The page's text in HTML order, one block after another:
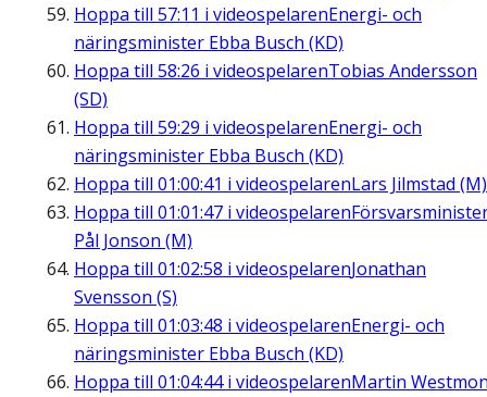
Hoppa till 57:11 i videospelarenEnergi- och
näringsminister Ebba Busch (KD)
Hoppa till 58:26 i videospelarenTobias Andersson
(SD)
Hoppa till 59:29 i videospelarenEnergi- och
näringsminister Ebba Busch (KD)
Hoppa till 01:00:41 i videospelarenLars Jilmstad (M)
Hoppa till 01:01:47 i videospelaren
Pål Jonson (M)
Hoppa till 01:02:58 i videospelarenJonathan
Svensson (S)
Hoppa till 01:03:48 i videospelarenEnergi- och
näringsminister Ebba Busch (KD)
Hoppa till 01:04:44i videospelarenMartin